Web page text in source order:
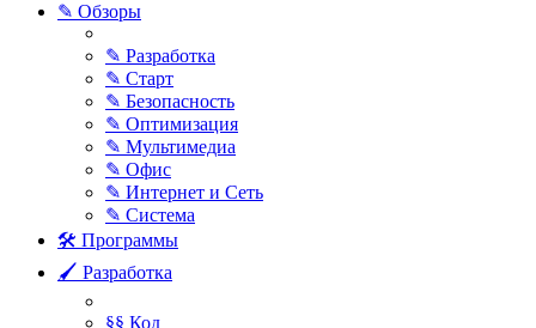
✎ Обзоры
✎ Разработка
✎ Старт
✎ Безопасность
✎ Оптимизация
✎ Мультимедиа
✎ Офис
✎ Интернет и Сеть
✎ Система
🛠 Программы
🖌 Разработка
§§ Код